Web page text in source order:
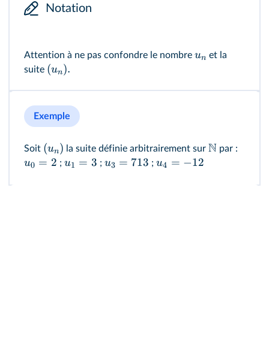
Notation
Attention à ne pas confondre le nombre un et la
suite (un).
Exemple
Soit (un) la suite définie arbitrairement sur N par :
u0 = 2 ; u1 = 3 ; u3 = 713 ;u4 = −12